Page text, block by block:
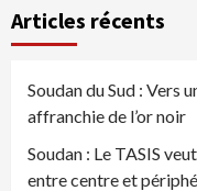
Articles récents
Soudan du Sud : Vers
affranchie de l’or noir
Soudan : Le TASIS
entre centre et